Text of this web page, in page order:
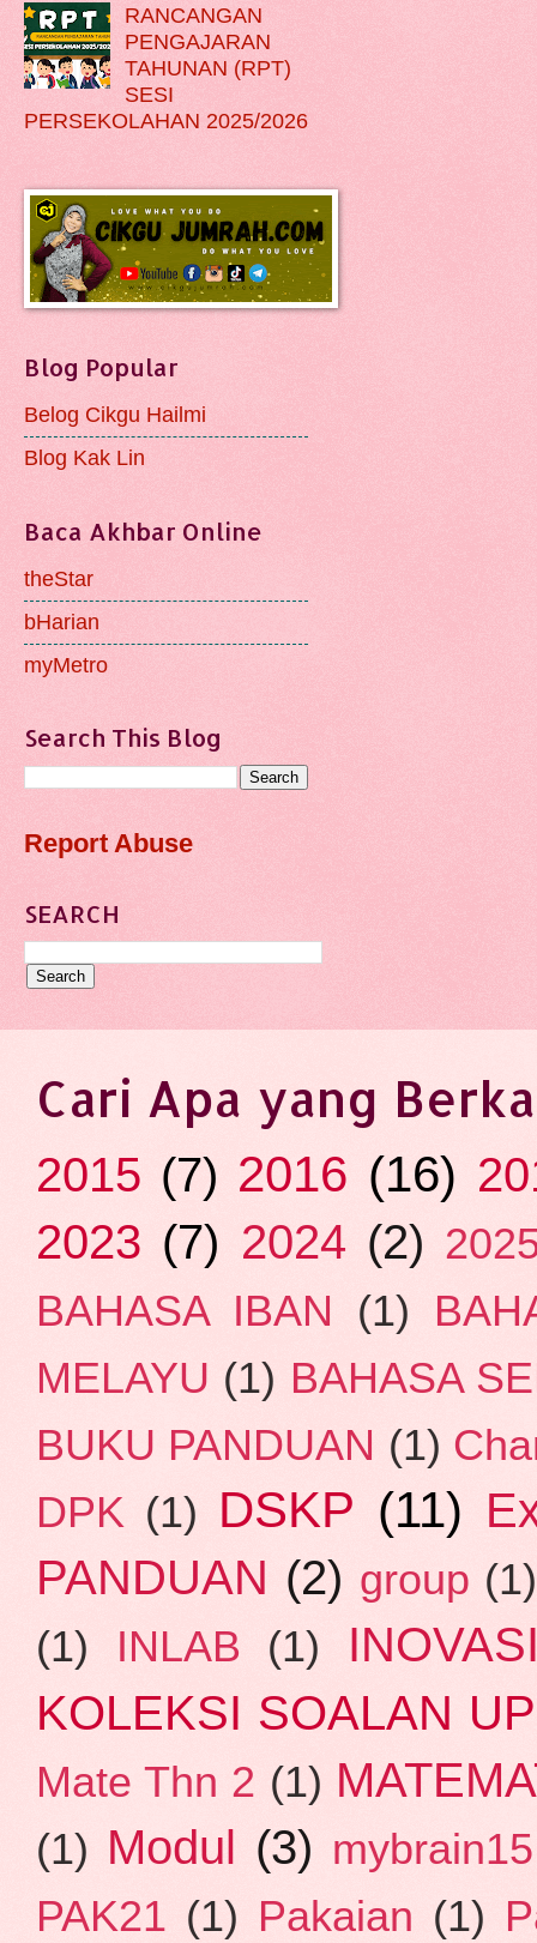
RANCANGAN
PENGAJARAN
TAHUNAN (RPT)
SESI
PERSEKOLAHAN 2025/2026
Blog Popular
Belog Cikgu Hailmi
Blog Kak Lin
Baca Akhbar Online
theStar
bHarian
myMetro
Search This Blog
Report Abuse
SEARCH
Cari Apa yang
2015 (7) 2016 (16)
2023 (7) 2024 (2)
BAHASA IBAN
(1)
MELAYU (1) BAHASA
BUKU PANDUAN (1)
DPK (1) DSKP (11)
PANDUAN (2) group (1)
(1)
INLAB (1)
KOLEKSI SOALAN
Mate Thn 2 (1)
(1) Modul (3) mybrain15
PAK21 (1) Pakaian (1)